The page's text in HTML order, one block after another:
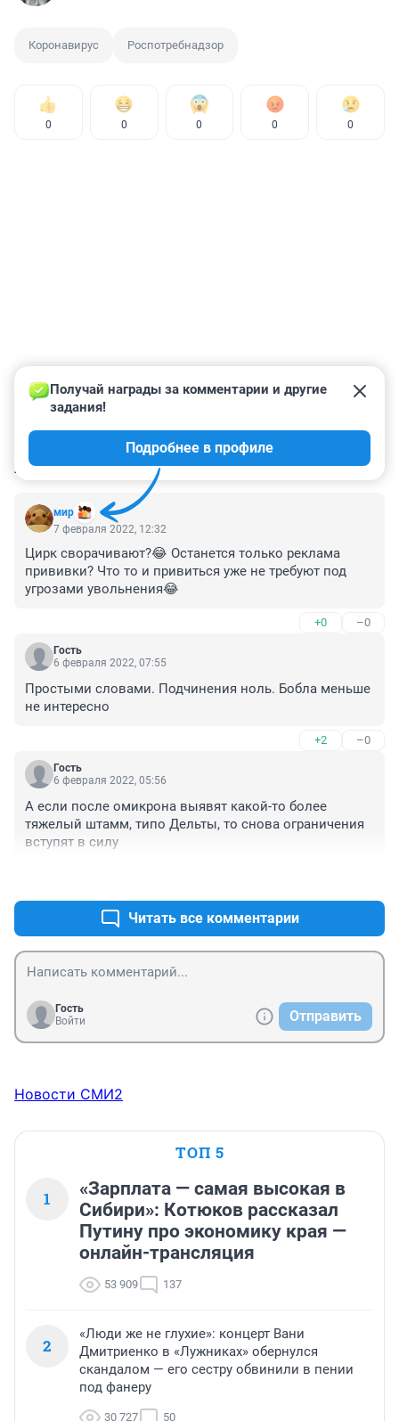
Коронавирус Роспотребнадзор
0 0 0 0 0
КОММЕНТАРИИ 24
мир
Получай награды за комментарии и другие
задания!
Подробнее в профиле
7 февраля 2022, 12:32
Цирк сворачивают?😂 Останется только реклама
прививки? Что то и привиться уже не требуют под
угрозами увольнения😂
+0 –0
Гость
6 февраля 2022, 07:55
Простыми словами. Подчинения ноль. Бобла меньше
не интересно
+2 –0
Гость
6 февраля 2022, 05:56
А если после омикрона выявят какой-то более
тяжелый штамм, типо Дельты, то снова ограничения
вступят в силу
Читать все комментарии
Гость
Войти
Отправить
Новости СМИ2
ТОП 5
1
«Зарплата — самая высокая в
Сибири»: Котюков рассказал
Путину про экономику края —
онлайн-трансляция
53 909 137
2
«Люди же не глухие»: концерт Вани
Дмитриенко в «Лужниках» обернулся
скандалом — его сестру обвинили в пении
под фанеру
30 727 50